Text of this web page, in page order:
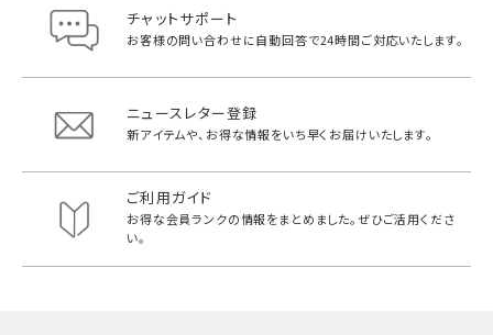
チャットサポート
お客様の問い合わせに自動回答で24時間ご対応いたします。
ニュースレター登録
新アイテムや、お得な情報をいち早く お届けいたします。
ご利用ガイド
お得な会員ランクの情報をまとめました。ぜひご活用くださ
い。